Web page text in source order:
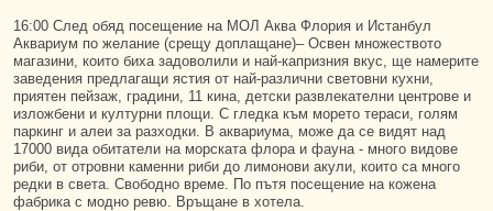
16:00 След обяд посещение на МОЛ Аква Флория и Истанбул
Аквариум по желание (срещу доплащане)– Освен множеството
магазини, които биха задоволили и най-капризния вкус, ще намерите
заведения предлагащи ястия от най-различни световни кухни,
приятен пейзаж, градини, 11 кина, детски развлекателни центрове и
изложбени и културни площи. С гледка към морето тераси, голям
паркинг и алеи за разходки. В аквариума, може да се видят над
17000 вида обитатели на морската флора и фауна - много видове
риби, от отровни каменни риби до лимонови акули, които са много
редки в света. Свободно време. По пътя посещение на кожена
фабрика с модно ревю. Връщане в хотела.